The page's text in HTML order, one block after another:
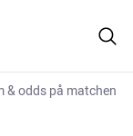
& odds på matchen